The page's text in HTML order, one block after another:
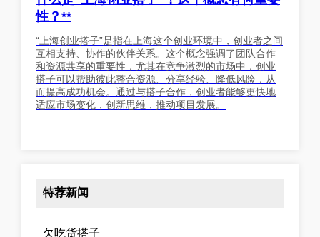
性？**
“上海创业搭子”是指在上海这个创业环境中，创业者之间
互相支持、协作的伙伴关系。这个概念强调了团队合作
和资源共享的重要性，尤其在竞争激烈的市场中，创业
搭子可以帮助彼此整合资源、分享经验、降低风险，从
而提高成功机会。通过与搭子合作，创业者能够更快地
适应市场变化，创新思维，推动项目发展。
特荐新闻
欠吃货搭子